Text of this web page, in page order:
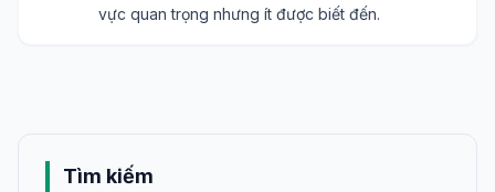
vực quan trọng nhưng ít được biết đến.
Tìm kiếm